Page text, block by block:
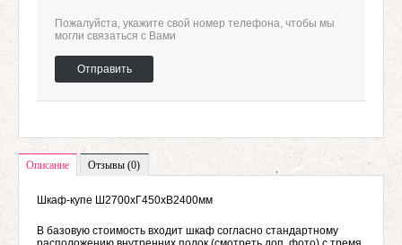
Пожалуйста, укажите свой номер телефона, чтобы мы
могли связаться с Вами
Отправить
Описание Отзывы (0)
Шкаф-купе Ш2700хГ450хВ2400мм
В базовую стоимость входит шкаф согласно стандартному